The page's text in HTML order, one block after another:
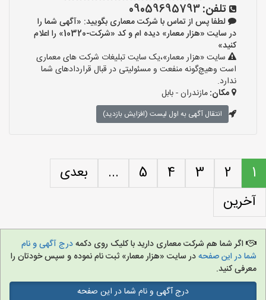
تلفن:09059695793
لطفا پس از تماس با شرکت معماری بگویید: «آگهی شما را
در سایت «هزار معمار» دیده ام و کد «شرکت-10320» را اعلام
کنید»
سایت «هزار معمار»،یک سایت تبلیغات شرکت های معماری
است وهیچ‌گونه منفعت و مسئولیتی در قبال قراردادهای شما
ندارد.
مکان:مازندران - بابل
انتقال آگهی به اول لیست (افزایش بازدید)
1
2
3
4
5
...
بعدی
آخرین
اگر شما هم شرکت معماری دارید با کلیک روی دکمهدرج آگهی و نام
شما در این صفحهدر سایت «هزار معمار» ثبت نام نموده و سپس خودتان را
معرفی کنید.
درج آگهی و نام شما در این صفحه